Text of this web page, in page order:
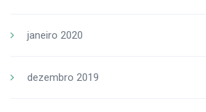
janeiro 2020
dezembro 2019